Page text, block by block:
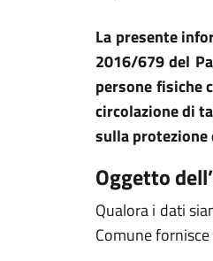
La presente
2016/679 del
persone fisiche
circolazione di
sulla protezione
Oggetto
Qualora i dati
Comune